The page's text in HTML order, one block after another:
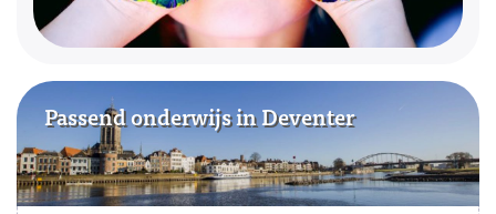
Passend onderwijs in Deventer